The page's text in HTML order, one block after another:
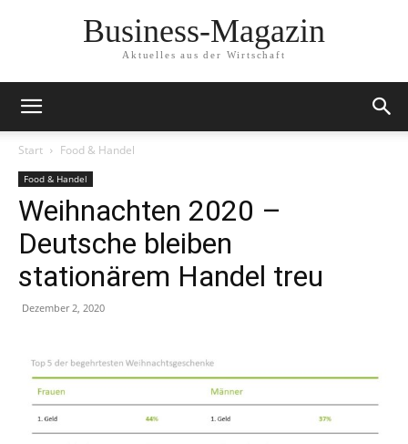
Business-Magazin
Aktuelles aus der Wirtschaft
Start Food & Handel
Food & Handel
Weihnachten 2020 –
Deutsche bleiben
stationärem Handel treu
Dezember 2, 2020